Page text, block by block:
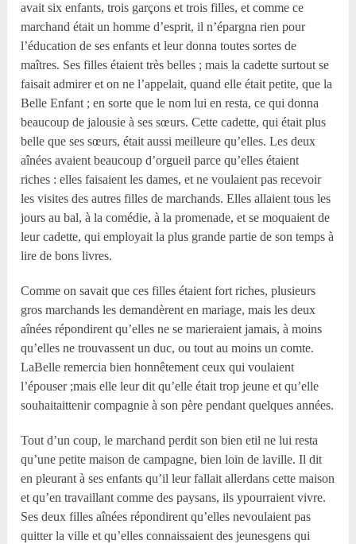
avait six enfants, trois garçons et trois filles, et comme ce
marchand était un homme d’esprit, il n’épargna rien pour
l’éducation de ses enfants et leur donna toutes sortes de
maîtres. Ses filles étaient très belles ; mais la cadette surtout se
faisait admirer et on ne l’appelait, quand elle était petite, que la
Belle Enfant ; en sorte que le nom lui en resta, ce qui donna
beaucoup de jalousie à ses sœurs. Cette cadette, qui était plus
belle que ses sœurs, était aussi meilleure qu’elles. Les deux
aînées avaient beaucoup d’orgueil parce qu’elles étaient
riches : elles faisaient les dames, et ne voulaient pas recevoir
les visites des autres filles de marchands. Elles allaient tous les
jours au bal, à la comédie, à la promenade, et se moquaient de
leur cadette, qui employait la plus grande partie de son temps à
lire de bons livres.
Comme on savait que ces filles étaient fort riches, plusieurs
gros marchands les demandèrent en mariage, mais les deux
aînées répondirent qu’elles ne se marieraient jamais, à moins
qu’elles ne trouvassent un duc, ou tout au moins un comte.
LaBelle remercia bien honnêtement ceux qui voulaient
l’épouser ;mais elle leur dit qu’elle était trop jeune et qu’elle
souhaitaittenir compagnie à son père pendant quelques années.
Tout d’un coup, le marchand perdit son bien etil ne lui resta
qu’une petite maison de campagne, bien loin de laville. Il dit
en pleurant à ses enfants qu’il leur fallait allerdans cette maison
et qu’en travaillant comme des paysans, ils ypourraient vivre.
Ses deux filles aînées répondirent qu’elles nevoulaient pas
quitter la ville et qu’elles connaissaient des jeunesgens qui